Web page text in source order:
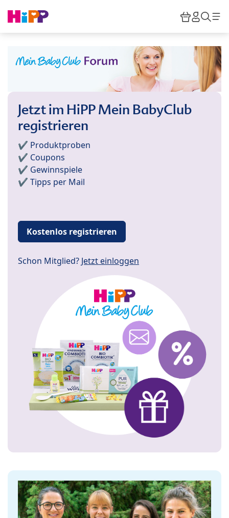
HiPP
Jetzt im HiPP Mein BabyClub
registrieren
✔️ Produktproben
✔️ Coupons
✔️ Gewinnspiele
✔️ Tipps per Mail
Kostenlos registrieren
Schon Mitglied? Jetzt einloggen